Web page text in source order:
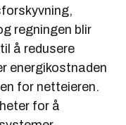
regningen blir
å redusere
energikostnaden
for netteieren.
for å